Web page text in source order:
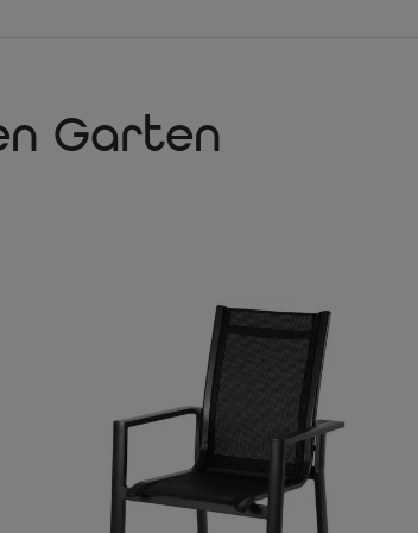
Die
Esstisch
Hoher
Das für die
sehr hohen
sich ganz
Für die
durch ihre
diesen
äußerst
Garten